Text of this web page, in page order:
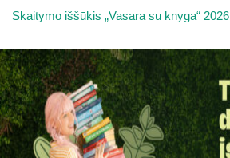
Skaitymo iššūkis „Vasara su knyga“ 2026